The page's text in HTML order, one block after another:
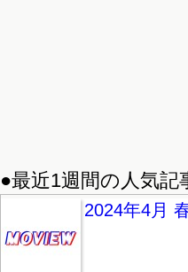
●最近1週間の人気記
2024年4月